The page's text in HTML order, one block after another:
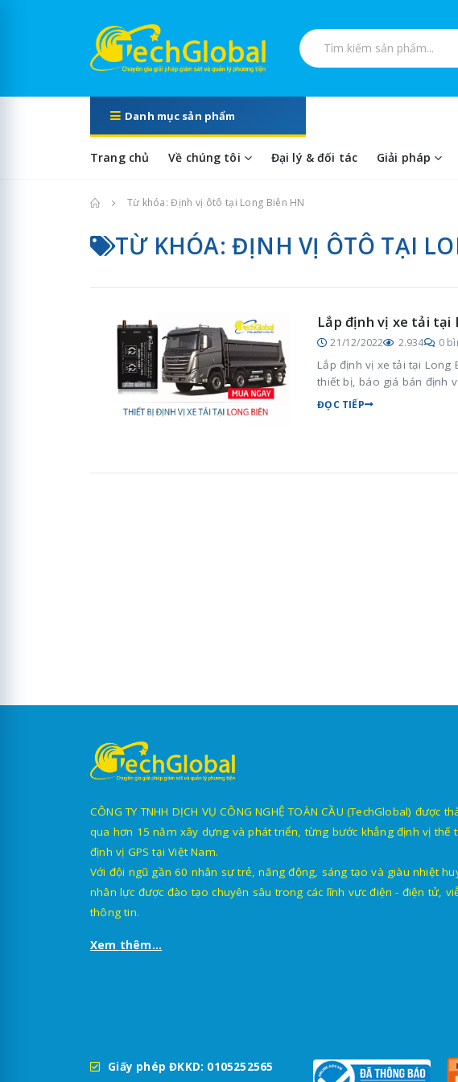
Tìm kiếm sản phẩm
Danh mục sản phẩm
Trang chủ Về chúng tôi Đại lý & đối tác Giải pháp
Trang chủTừ khóa: Định vị ôtô tại Long Biên HN
TỪ KHÓA: ĐỊNH VỊ ÔTÔ TẠI
Lắp định vị xe tải tại
21/12/2022 2.934 0
Lắp định vị xe tải tại Long
thiết bị, báo giá bán định
ĐỌC TIẾP
CÔNG TY TNHH DỊCH VỤ CÔNG NGHỆ TOÀN CẦU (TechGlobal) được
qua hơn 15 năm xây dựng và phát triển, từng bước khẳng định vị thế
định vị GPS tại Việt Nam.
Với đội ngũ gần 60 nhân sự trẻ, năng động, sáng tạo và giàu nhiệt
nhân lực được đào tạo chuyên sâu trong các lĩnh vực điện - điện tử,
thông tin.
Xem thêm...
Giấy phép ĐKKD: 0105252565